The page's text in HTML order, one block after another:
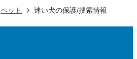
ペット 迷い犬の保護/捜索情報